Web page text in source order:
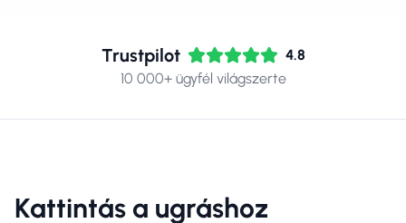
Trustpilot
4.8
10 000+ ügyfél világszerte
Kattintás a ugráshoz